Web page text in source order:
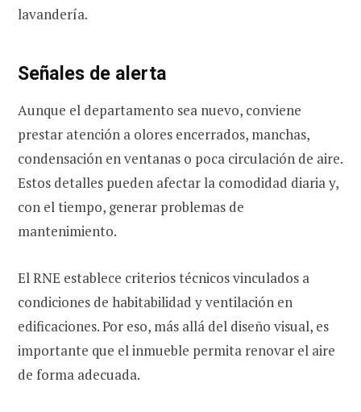
lavandería.
Señales de alerta
Aunque el departamento sea nuevo, conviene
prestar atención a olores encerrados, manchas,
condensación en ventanas o poca circulación de aire.
Estos detalles pueden afectar la comodidad diaria y,
con el tiempo, generar problemas de
mantenimiento.
El RNE establece criterios técnicos vinculados a
condiciones de habitabilidad y ventilación en
edificaciones. Por eso, más allá del diseño visual, es
importante que el inmueble permita renovar el aire
de forma adecuada.